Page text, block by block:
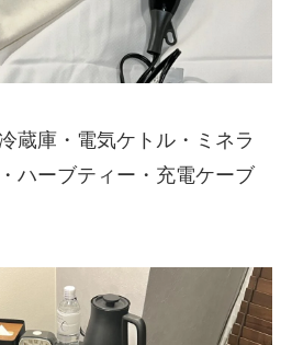
蔵庫・電気ケトル・ミネラ
ハーブティー・充電ケーブ